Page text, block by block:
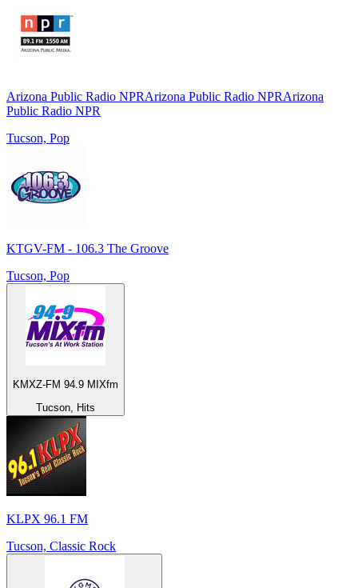
Arizona Public Radio NPRArizona Public Radio NPRArizona
Public Radio NPR
Tucson, Pop
KTGV-FM - 106.3 The Groove
Tucson, Pop
KMXZ-FM 94.9 MIXfm
Tucson, Hits
KLPX 96.1 FM
Tucson, Classic Rock